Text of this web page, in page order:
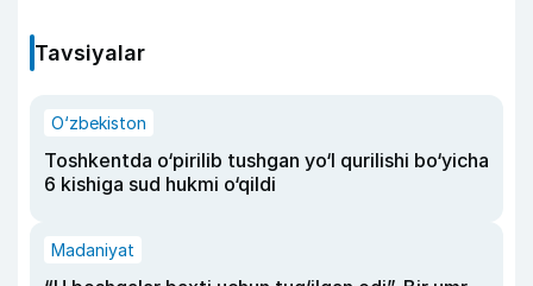
Tavsiyalar
O‘zbekiston
Toshkentda o‘pirilib tushgan yo‘l qurilishi bo‘yicha
6 kishiga sud hukmi o‘qildi
Madaniyat